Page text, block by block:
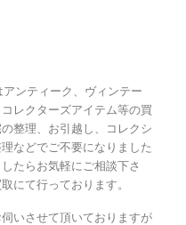
アンティーク、ヴィンテー
レクターズアイテム等の買
整理、お引越し、コレクシ
などでご不要になりました
たらお気軽にご相談下さ
にて行っております。
いさせて頂いておりますが